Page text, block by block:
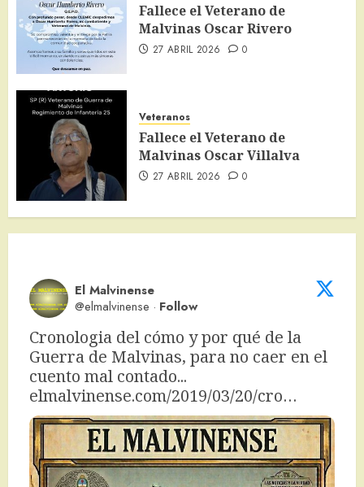
Fallece el Veterano de
Malvinas Oscar Rivero
27 ABRIL 2026 0
Veteranos
Fallece el Veterano de
Malvinas Oscar Villalva
27 ABRIL 2026 0
El Malvinense
@elmalvinense · Follow
Cronologia del cómo y por qué de la
Guerra de Malvinas, para no caer en el
elmalvinense.com/2019/03/20/cro…